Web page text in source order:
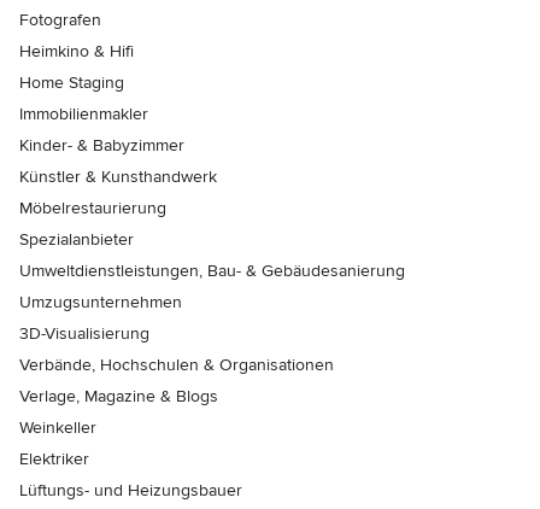
Fotografen
Heimkino & Hifi
Home Staging
Immobilienmakler
Kinder- & Babyzimmer
Künstler & Kunsthandwerk
Möbelrestaurierung
Spezialanbieter
Umweltdienstleistungen, Bau- & Gebäudesanierung
Umzugsunternehmen
3D-Visualisierung
Verbände, Hochschulen & Organisationen
Verlage, Magazine & Blogs
Weinkeller
Elektriker
Lüftungs- und Heizungsbauer